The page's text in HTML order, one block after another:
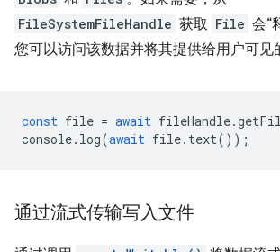
FileSystemFileHandle 获取 File 会“
您可以访问该数据并将其提供给用户可见
const file = await fileHandle.
console. log(await file. text());
通过流式传输写入文件